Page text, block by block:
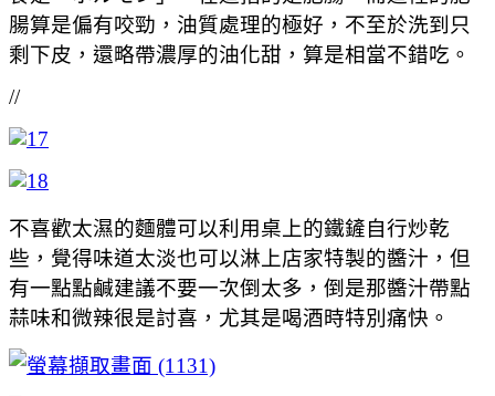
腸算是偏有咬勁，油質處理的極好，不至於洗到只
剩下皮，還略帶濃厚的油化甜，算是相當不錯吃。
//
不喜歡太濕的麵體可以利用桌上的鐵鏟自行炒乾
些，覺得味道太淡也可以淋上店家特製的醬汁，但
有一點點鹹建議不要一次倒太多，倒是那醬汁帶點
蒜味和微辣很是討喜，尤其是喝酒時特別痛快。